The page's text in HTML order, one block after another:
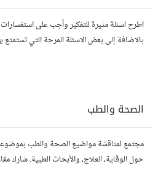
بالاضافة إلى بعض الاسئلة المرحة التي
الصحة والطب
مجتمع لمناقشة مواضيع الصحة والطب
حول الوقاية، العلاج، والأبحاث الطبية. شارك